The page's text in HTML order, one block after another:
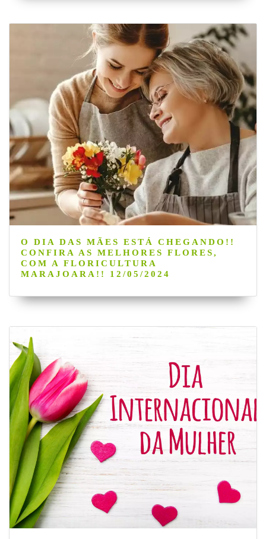
O DIA DAS MÃES ESTÁ CHEGANDO!!
CONFIRA AS MELHORES FLORES,
COM A FLORICULTURA
MARAJOARA!! 12/05/2024